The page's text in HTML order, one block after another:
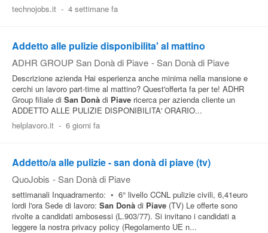
technojobs.it - 4 settimane fa
Addetto alle pulizie disponibilita' al mattino
ADHR GROUP San Donà di Piave - San Donà di Piave
Descrizione azienda Hai esperienza anche minima nella mansione e
cerchi un lavoro part-time al mattino? Quest'offerta fa per te! ADHR
Group filiale di San Donà di Piave ricerca per azienda cliente un
ADDETTO ALLE PULIZIE DISPONIBILITA' ORARIO...
helplavoro.it - 6 giorni fa
Addetto/a alle pulizie - san donà di piave (tv)
QuoJobis - San Donà di Piave
settimanali Inquadramento: • 6° livello CCNL pulizie civili, 6,41euro
lordi l'ora Sede di lavoro: San Donà di Piave (TV) Le offerte sono
rivolte a candidati ambosessi (L.903/77). Si invitano i candidati a
leggere la nostra privacy policy (Regolamento UE n...